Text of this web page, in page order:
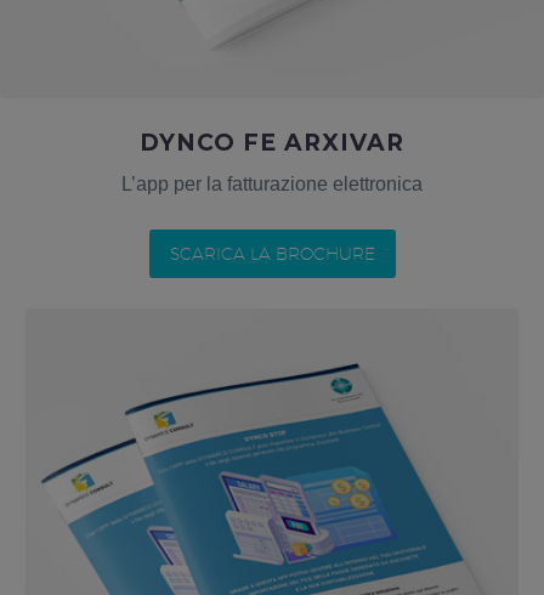
DYNCO FE ARXIVAR
L’app per la fatturazione elettronica
SCARICA LA BROCHURE